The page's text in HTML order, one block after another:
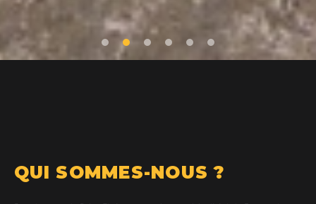
QUI SOMMES-NOUS ?